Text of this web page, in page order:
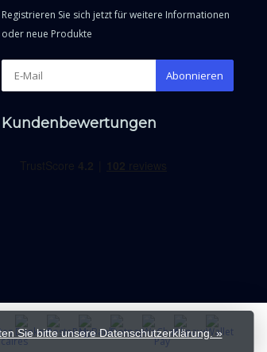
Registrieren Sie sich jetzt für weitere Informationen
oder neue Produkte
Abonnieren
Kundenbewertungen
Sie bitte unsere Datenschutzerklärung. »